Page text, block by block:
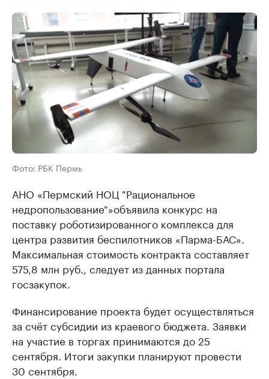
Фото: РБК Пермь
АНО «Пермский НОЦ "Рациональное
недропользование"»объявила конкурс на
поставку роботизированного комплекса для
центра развития беспилотников «Парма-БАС».
Максимальная стоимость контракта составляет
575,8 млн руб., следует из данных портала
госзакупок.
Финансирование проекта будет осуществляться
за счёт субсидии из краевого бюджета. Заявки
на участие в торгах принимаются до 25
сентября. Итоги закупки планируют провести
30 сентября.